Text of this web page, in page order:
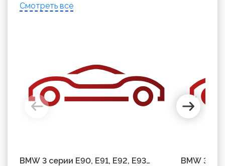
Смотреть все
BMW 3 серии E90, E91, E92, E93 BMW 3